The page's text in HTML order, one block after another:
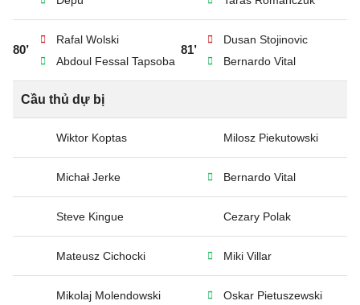
80’
Rafal Wolski
Abdoul Fessal Tapsoba
81’
Dusan Stojinovic
Bernardo Vital
Cầu thủ dự bị
Wiktor Koptas Milosz Piekutowski
Michał Jerke Bernardo Vital
Steve Kingue Cezary Polak
Mateusz Cichocki Miki Villar
Mikolaj Molendowski Oskar Pietuszewski